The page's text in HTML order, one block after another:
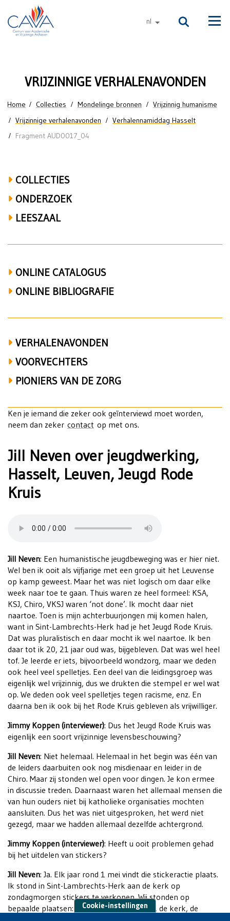
Naar de inhoud
nl andere talen
Jill
Neven
over
jeugdwerking,
Leuven,
Jeugd
Rode
VRIJZINNIGE VERHALENAVONDEN
U bent hier
Home Collecties Mondelinge bronnen
Vrijzinnig humanisme
Vrijzinnige verhalenavonden
Verhalennamiddag Hasselt
Fragment AUD0017_04
COLLECTIES
ONDERZOEK
LEESZAAL
ONLINE CATALOGUS
ONLINE BIBLIOGRAFIE
VERHALENAVONDEN
VOORVECHTERS
PIONIERS VAN DE ZORG
Ken je iemand die zeker ook geïnterviewd moet worden,
neem dan zeker contact op met ons.
Jill Neven over jeugdwerking,
Hasselt, Leuven, Jeugd Rode
Kruis
Jill Neven: Een humanistische jeugdbeweging was er hier niet.
Wel ben ik ooit als vijfjarige met een groep uit het Leuvense
op kamp geweest. Maar het was niet logisch om daar elke
week naar toe te gaan. Thuis waren ze heel formeel: KSA,
KSJ, Chiro, VKSJ waren ‘not done’. Ik mocht daar niet
naartoe. Toen is mijn achterbuurjongen mij komen halen,
want in Sint-Lambrechts-Herk had je het Jeugd Rode Kruis.
Dat was pluralistisch en daar mocht ik wel naartoe. Ik ben
daar tot ik 20, 21 jaar oud was, bijgebleven. Dat was wel heel
tof. Je leerde er iets, bijvoorbeeld wondzorg, maar we deden
ook heel veel spelletjes. Een deel van die leidingsgroep was
eigenlijk wel vrijzinnig, dus we drukten die stempel er wel wat
op. We deden ook veel spelletjes tegen racisme, enz. En
daarna ben ik ook bij het Rode Kruis gebleven als vrijwilliger.
Jimmy Koppen (interviewer): Dus het Jeugd Rode Kruis was
eigenlijk een soort vrijzinnige levensbeschouwing?
Jill Neven: Niet helemaal. Helemaal in het begin was één van
de leiders daarbuiten ook nog misdienaar en leider in de
Chiro. Maar zij stonden wel open voor dingen. Je kon ermee
in discussie treden. Daarnaast waren het allemaal mensen die
van hun ouders niet bij katholieke organisaties mochten
aansluiten. Dus het was niet uitgesproken, het werd niet
gezegd, maar we hadden allemaal dezelfde achtergrond.
Jimmy Koppen (interviewer): Heeft u ooit problemen gehad
bij het uitdelen van stickers?
Jill Neven: Ja. Elk jaar rond 1 mei vindt die stickeractie plaats.
Ik stond in Sint-Lambrechts-Herk aan de kerk op
zondagmorgen stickers te verkopen. Wij stonden op
bepaalde plaatsen: het Salvatorziekenhuis, de kerk, de
Cookie-instellingen